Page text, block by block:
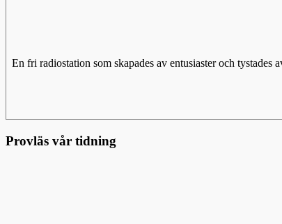
En fri radiostation som skapades av entusiaster och
Provläs vår tidning